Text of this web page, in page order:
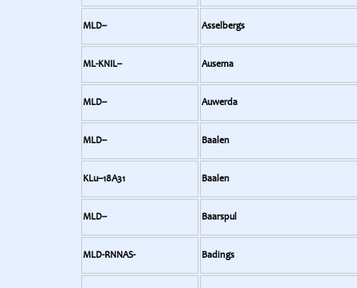
MLD-- Asselbergs
ML-KNIL-- Ausema
MLD-- Auwerda
MLD-- Baalen
KLu--18A31 Baalen
MLD-- Baarspul
MLD-RNNAS- Badings